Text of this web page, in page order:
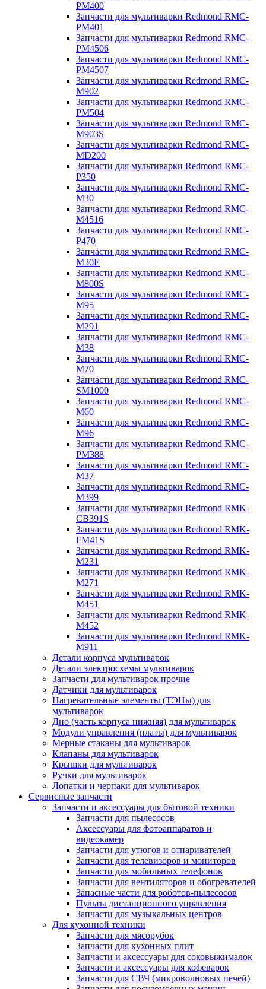
PM400
Запчасти для мультиварки Redmond RMC-
PM401
Запчасти для мультиварки Redmond RMC-
PM4506
Запчасти для мультиварки Redmond RMC-
PM4507
Запчасти для мультиварки Redmond RMC-
M902
Запчасти для мультиварки Redmond RMC-
PM504
Запчасти для мультиварки Redmond RMC-
M903S
Запчасти для мультиварки Redmond RMC-
MD200
Запчасти для мультиварки Redmond RMC-
P350
Запчасти для мультиварки Redmond RMC-
M30
Запчасти для мультиварки Redmond RMC-
M4516
Запчасти для мультиварки Redmond RMC-
P470
Запчасти для мультиварки Redmond RMC-
M30E
Запчасти для мультиварки Redmond RMC-
M800S
Запчасти для мультиварки Redmond RMC-
M95
Запчасти для мультиварки Redmond RMC-
M291
Запчасти для мультиварки Redmond RMC-
M38
Запчасти для мультиварки Redmond RMC-
M70
Запчасти для мультиварки Redmond RMC-
SM1000
Запчасти для мультиварки Redmond RMC-
M60
Запчасти для мультиварки Redmond RMC-
M96
Запчасти для мультиварки Redmond RMC-
PM388
Запчасти для мультиварки Redmond RMC-
M37
Запчасти для мультиварки Redmond RMC-
M399
Запчасти для мультиварки Redmond RMK-
CB391S
Запчасти для мультиварки Redmond RMK-
FM41S
Запчасти для мультиварки Redmond RMK-
M231
Запчасти для мультиварки Redmond RMK-
M271
Запчасти для мультиварки Redmond RMK-
M451
Запчасти для мультиварки Redmond RMK-
M452
Запчасти для мультиварки Redmond RMK-
M911
Детали корпуса мультиварок
Детали электросхемы мультиварок
Запчасти для мультиварок прочие
Датчики для мультиварок
Нагревательные элементы (ТЭНы) для
мультиварок
Дно (часть корпуса нижняя) для мультиварок
Модули управления (платы) для мультиварок
Мерные стаканы для мультиварок
Клапаны для мультиварок
Крышки для мультиварок
Ручки для мультиварок
Лопатки и черпаки для мультиварок
Сервисные запчасти
Запчасти и аксессуары для бытовой техники
Запчасти для пылесосов
Аксессуары для фотоаппаратов и
видеокамер
Запчасти для утюгов и отпаривателей
Запчасти для телевизоров и мониторов
Запчасти для мобильных телефонов
Запчасти для вентиляторов и обогревателей
Запасные части для роботов-пылесосов
Пульты дистанционного управления
Запчасти для музыкальных центров
Для кухонной техники
Запчасти для мясорубок
Запчасти для кухонных плит
Запчасти и аксессуары для соковыжималок
Запчасти и аксессуары для кофеварок
Запчасти для СВЧ (микроволновых печей)